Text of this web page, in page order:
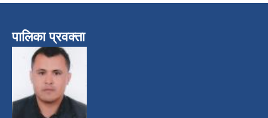
पालिका प्रवक्ता